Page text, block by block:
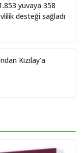
yuvaya 358
desteği sağladı
Kızılay’a